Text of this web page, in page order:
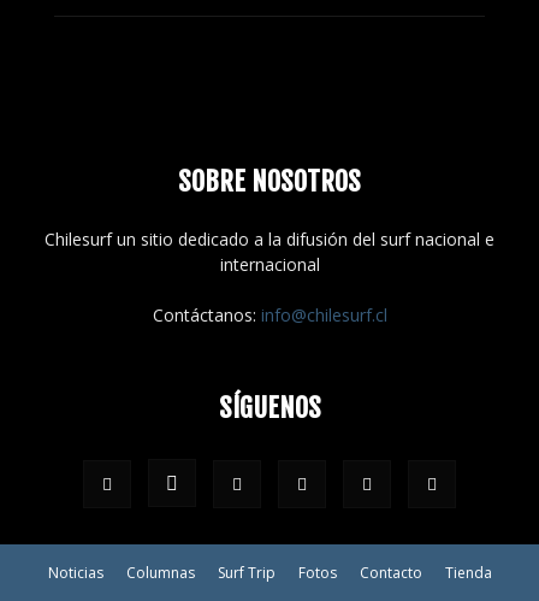
SOBRE NOSOTROS
Chilesurf un sitio dedicado a la difusión del surf nacional e
internacional
Contáctanos: info@chilesurf.cl
SÍGUENOS
Noticias Columnas Surf Trip Fotos Contacto Tienda